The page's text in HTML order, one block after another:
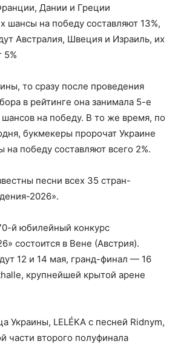
Дании и Греции
шансы на победу составляют 13%,
Австралия, Швеция и Израиль, их
5%
то сразу после проведения
в рейтинге она занимала 5-е
на победу. В то же время, по
букмекеры пророчат Украине
победу составляют всего 2%.
песни всех 35 стран-
2026».
й юбилейный конкурс
состоится в Вене (Австрия).
12 и 14 мая, гранд-финал — 16
крупнейшей крытой арене
Украины, LELÉKA с песней Ridnym,
части второго полуфинала